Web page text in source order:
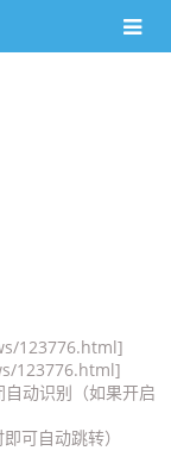
123776.html]
123776.html]
动识别（如果开启
可自动跳转）